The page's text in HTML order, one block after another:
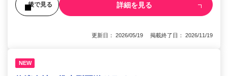
後で見る 詳細を見る
更新日： 2026/05/19 掲載終了日： 2026/11/19
NEW